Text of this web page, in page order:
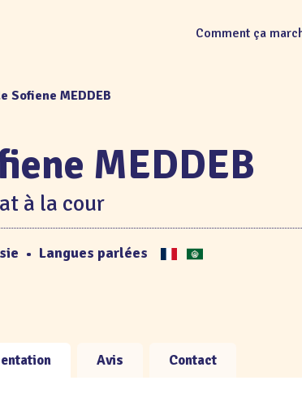
Comment ça
Sofiene MEDDEB
MEDDEB
à la cour
• Langues parlées
Avis Contact